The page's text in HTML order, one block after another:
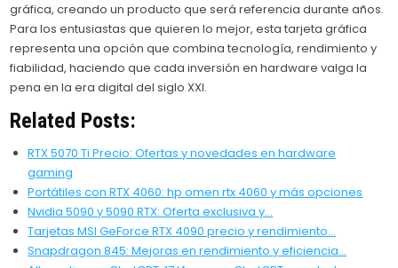
gráfica, creando un producto que será referencia durante años.
Para los entusiastas que quieren lo mejor, esta tarjeta gráfica
representa una opción que combina tecnología, rendimiento y
fiabilidad, haciendo que cada inversión en hardware valga la
pena en la era digital del siglo XXI.
Related Posts:
RTX 5070 Ti Precio: Ofertas y novedades en hardware
gaming
Portátiles con RTX 4060: hp omen rtx 4060 y más opciones
Nvidia 5090 y 5090 RTX: Oferta exclusiva y…
Tarjetas MSI GeForce RTX 4090 precio y rendimiento…
Snapdragon 845: Mejoras en rendimiento y eficiencia…